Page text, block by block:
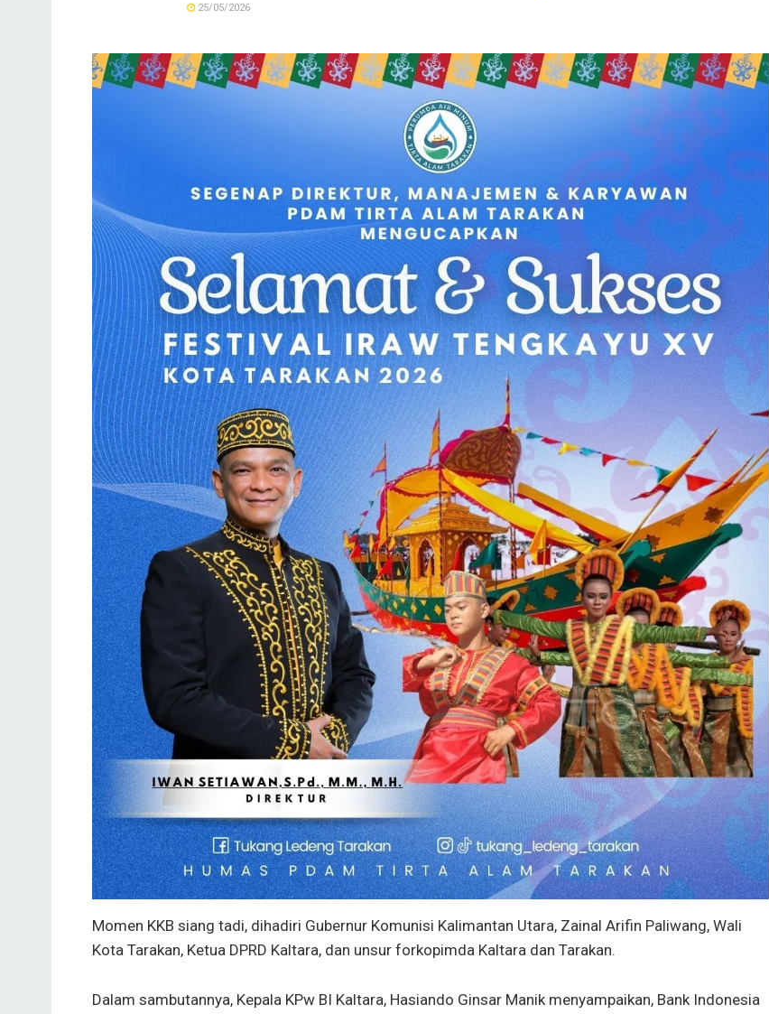
25/05/2026
Momen KKB siang tadi, dihadiri Gubernur Komunisi Kalimantan Utara, Zainal Arifin Paliwang, Wali
Kota Tarakan, Ketua DPRD Kaltara, dan unsur forkopimda Kaltara dan Tarakan.
Dalam sambutannya, Kepala KPw BI Kaltara, Hasiando Ginsar Manik menyampaikan, Bank Indonesia